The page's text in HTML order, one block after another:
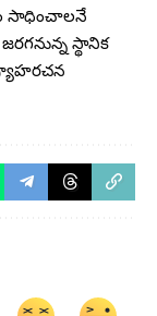
సాధించాలనే
స్థానిక